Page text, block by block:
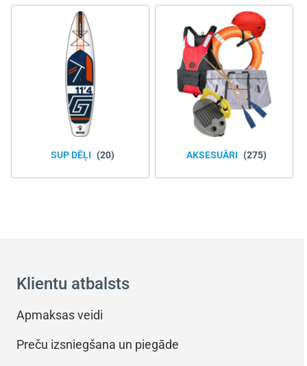
SUP DĒĻI (20) AKSESUĀRI (275)
Klientu atbalsts
Apmaksas veidi
Preču izsniegšana un piegāde